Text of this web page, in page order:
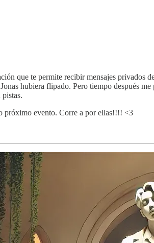
que te permite recibir mensajes
hubiera flipado. Pero tiempo después
pistas.
próximo evento. Corre a por ellas!!!! <3